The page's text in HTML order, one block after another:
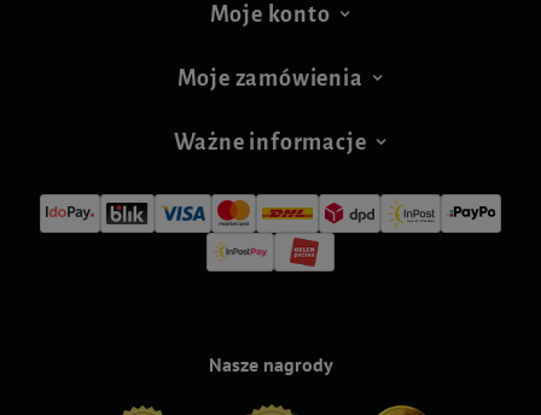
Moje konto
Moje zamówienia
Ważne informacje
Nasze nagrody